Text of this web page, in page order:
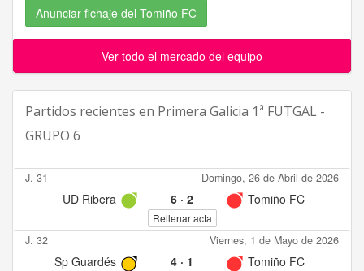
Anunciar fichaje del Tomiño FC
Ver todo el mercado del equipo
Partidos recientes en Primera Galicia 1ª FUTGAL -
GRUPO 6
J. 31 Domingo, 26 de Abril de 2026
UD Ribera 6· 2 Tomiño FC
Rellenar acta
J. 32 Viernes, 1 de Mayo de 2026
Sp Guardés 4· 1 Tomiño FC